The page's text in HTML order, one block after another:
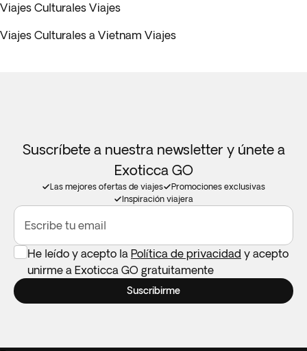
Viajes Culturales Viajes
Viajes Culturales a Vietnam Viajes
Suscríbete a nuestra newsletter y únete a
Exoticca GO
Las mejores ofertas de viajes
Promociones exclusivas
Inspiración viajera
Escribe tu email
He leído y acepto la Política de privacidad y acepto
unirme a Exoticca GO gratuitamente
Suscribirme